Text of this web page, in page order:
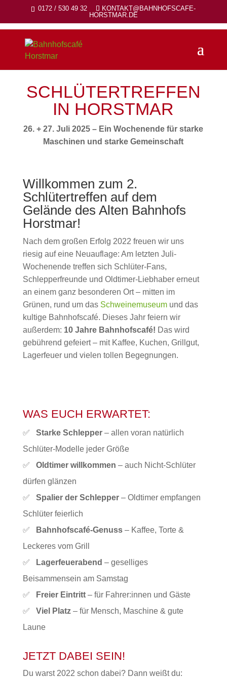
0172 / 530 49 32
KONTAKT@BAHNHOFSCAFE-
HORSTMAR.DE
SCHLÜTERTREFFEN
IN HORSTMAR
26. + 27. Juli 2025 – Ein Wochenende für starke
Maschinen und starke Gemeinschaft
Willkommen zum 2.
Schlütertreffen auf dem
Gelände des Alten Bahnhofs
Horstmar!
Nach dem großen Erfolg 2022 freuen wir uns
riesig auf eine Neuauflage: Am letzten Juli-
Wochenende treffen sich Schlüter-Fans,
Schlepperfreunde und Oldtimer-Liebhaber erneut
an einem ganz besonderen Ort – mitten im
Grünen, rund um das Schweinemuseumund das
kultige Bahnhofscafé. Dieses Jahr feiern wir
außerdem: 10 Jahre Bahnhofscafé! Das wird
gebührend gefeiert – mit Kaffee, Kuchen, Grillgut,
Lagerfeuer und vielen tollen Begegnungen.
WAS EUCH ERWARTET:
✅ Starke Schlepper– allen voran natürlich
Schlüter-Modelle jeder Größe
✅ Oldtimer willkommen – auch Nicht-Schlüter
dürfen glänzen
✅ Spalier der Schlepper– Oldtimer empfangen
Schlüter feierlich
✅
Bahnhofscafé-Genuss– Kaffee, Torte &
Leckeres vom Grill
✅
Lagerfeuerabend – geselliges
Beisammensein am Samstag
✅
Freier Eintritt– für Fahrer:innen und Gäste
✅ Viel Platz– für Mensch, Maschine & gute
Laune
JETZT DABEI SEIN!
Du warst 2022 schon dabei? Dann weißt du: